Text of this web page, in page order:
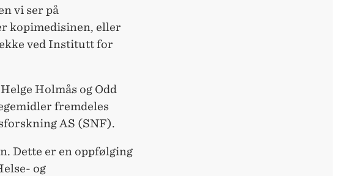
vi ser på
kopimedisinen, eller
ved Institutt for
Holmås og Odd
fremdeles
AS (SNF).
Dette er en oppfølging
og